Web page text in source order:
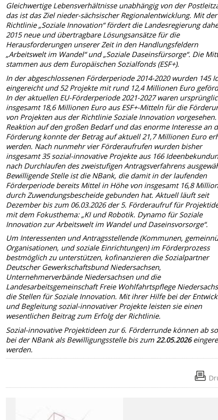
Gleichwertige Lebensverhältnisse unabhängig von der
das ist das Ziel nieder-sächsischer Regionalentwicklung. Mit der
Richtlinie „Soziale Innovation“ fördert die Landesregierung
2015 neue und übertragbare Lösungsansätze für die
Herausforderungen unserer Zeit in den Handlungsfeldern
„Arbeitswelt im Wandel“ und „Soziale Daseinsfürsorge“. Die
stammen aus dem Europäischen Sozialfonds (ESF+).
In der abgeschlossenen Förderperiode 2014-2020 wurden 145
eingereicht und 52 Projekte mit rund 12,4 Millionen Euro
In der aktuellen EU-Förderperiode 2021-2027 waren
insgesamt 18,6 Millionen Euro aus ESF+-Mitteln für die
von Projekten aus der Richtlinie Soziale Innovation vorgesehen.
Reaktion auf den großen Bedarf und das enorme Interesse an
Förderung konnte der Betrag auf aktuell 21,7 Millionen Euro
werden. Nach nunmehr vier Förderaufrufen wurden bisher
insgesamt 35 sozial-innovative Projekte aus 166
nach Durchlaufen des zweistufigen Antragsverfahrens
Bewilligende Stelle ist die NBank, die damit in der laufenden
Förderperiode bereits Mittel in Höhe von insgesamt 16,8
durch Zuwendungsbescheide gebunden hat. Aktuell läuft seit
Dezember bis zum 06.03.2026 der 5. Förderaufruf für
mit dem Fokusthema: „KI und Robotik. Dynamo für Soziale
Innovation zur Arbeitswelt im Wandel und Daseinsvorsorge“.
Um Interessenten und Antragsstellende (Kommunen,
Organisationen, und soziale Einrichtungen) im Förderprozess
bestmöglich zu unterstützen, kofinanzieren die Sozialpartner
Deutscher Gewerkschaftsbund Niedersachsen,
Unternehmerverbände Niedersachsen und die
Landesarbeitsgemeinschaft Freie Wohlfahrtspflege
die Stellen für Soziale Innovation. Mit ihrer Hilfe bei der
und Begleitung sozial-innovativer Projekte leisten sie einen
wesentlichen Beitrag zum Erfolg der Richtlinie.
Sozial-innovative Projektideen zur 6. Förderrunde können ab
bei der NBank als Bewilligungsstelle bis zum 22.05.2026
werden.